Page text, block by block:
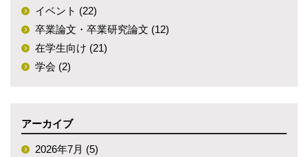
イベント (22)
卒業論文・卒業研究論文 (12)
在学生向け (21)
学会 (2)
アーカイブ
2026年7月 (5)